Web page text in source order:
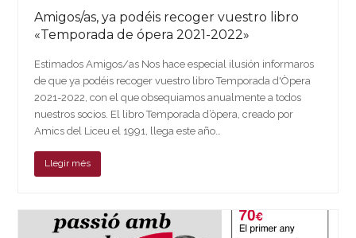
Amigos/as, ya podéis recoger vuestro libro
«Temporada de ópera 2021-2022»
Estimados Amigos/as Nos hace especial ilusión informaros
de que ya podéis recoger vuestro libro Temporada d'Òpera
2021-2022, con el que obsequiamos anualmente a todos
nuestros socios. El libro Temporada d’òpera, creado por
Amics del Liceu el 1991, llega este año…
Llegir més